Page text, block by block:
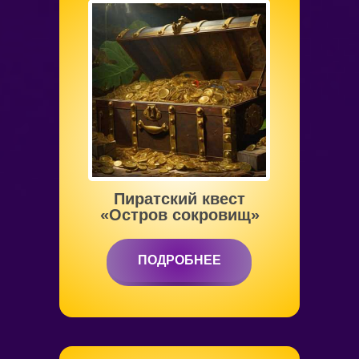
от 4 до 10 лет
ПОДРОБНЕЕ
ПОДРОБНЕЕ
Пиратский квест
«Остров сокровищ»